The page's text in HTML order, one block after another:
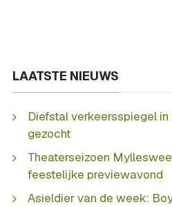
LAATSTE NIEUWS
Diefstal verkeersspiegel
gezocht
Theaterseizoen
feestelijke previewavond
Asieldier van de week: